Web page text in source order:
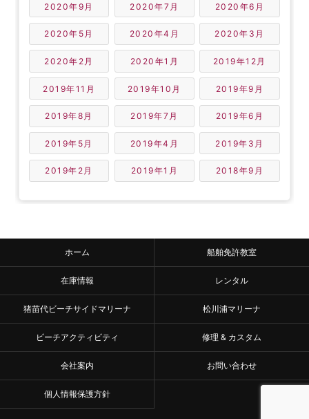
2020年9月 2020年7月 2020年6月
2020年5月 2020年4月 2020年3月
2020年2月 2020年1月 2019年12月
2019年11月 2019年10月 2019年9月
2019年8月 2019年7月 2019年6月
2019年5月 2019年4月 2019年3月
2019年2月 2019年1月 2018年9月
ホーム 船舶免許教室
在庫情報 レンタル
猪苗代ビーチサイドマリーナ 松川浦マリーナ
ビーチアクティビティ 修理 & カスタム
会社案内 お問い合わせ
個人情報保護方針